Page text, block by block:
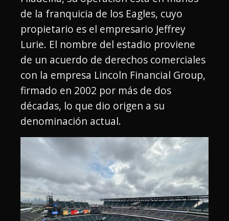
de la franquicia de los Eagles, cuyo
propietario es el empresario Jeffrey
Lurie. El nombre del estadio proviene
de un acuerdo de derechos comerciales
con la empresa Lincoln Financial Group,
firmado en 2002 por más de dos
décadas, lo que dio origen a su
denominación actual.